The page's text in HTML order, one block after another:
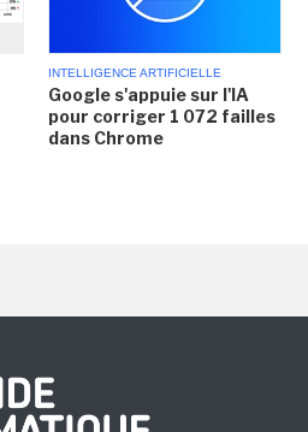
INTELLIGENCE ARTIFICIELLE
Google s'appuie sur l'IA
pour corriger 1 072 failles
dans Chrome